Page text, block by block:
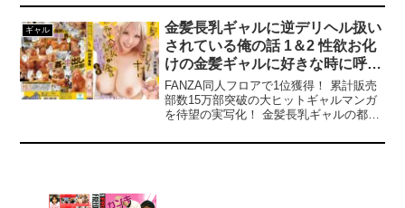
ャンペーン期間中に特設ページでエント
リーが必要です。・キャンペーン期間
中、第○弾ごとに対象商品は入れ替わりま
す。・月額動画はキャンペーン対象外で
す。------------------------------------------------------
----------------
て…教師の僕は罪を犯してしまった。
「先生…こんなの最低だよ…あんっう
う」最低な教師で、すまない。「先生…
もっとください…」……え。最初は嫌が
っていた彼女も…気づけば教師の僕のチ
ンポを求めて溺れていた。両想いセック
スに発展していた。
ギャル
金髪長乳ギャルに逆デリヘル扱い
されている俺の話 1＆2 性欲お化
けの金髪ギャルに好きな時に呼び
出され生ハメ中出しヤリまくり
宍戸里帆
FANZA同人フロアで1位獲得！ 累計販売
部数15万部突破の大ヒットギャルマンガ
を待望の実写化！ 金髪長乳ギャルの都合
し出す無償デリヘル男はなんだかんだで